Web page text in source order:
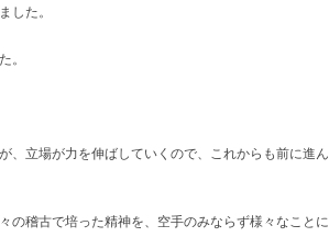
した。
。
、立場が力を伸ばしていくので、これからも前に進ん
の稽古で培った精神を、空手のみならず様々なことに